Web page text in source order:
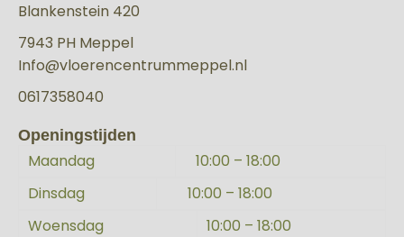
Blankenstein 420
7943 PH Meppel
Info@vloerencentrummeppel.nl
0617358040
Openingstijden
Maandag
10:00 – 18:00
Dinsdag
10:00 – 18:00
Woensdag
10:00 – 18:00